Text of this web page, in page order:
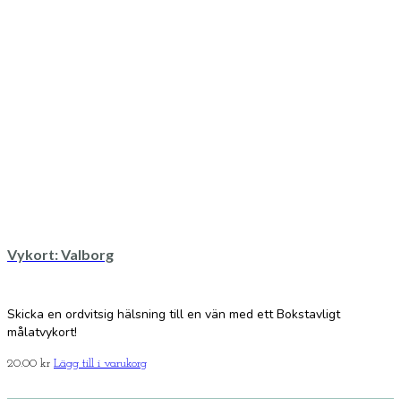
Vykort: Valborg
Skicka en ordvitsig hälsning till en vän med ett Bokstavligt
målatvykort!
20.00 kr Lägg till i varukorg